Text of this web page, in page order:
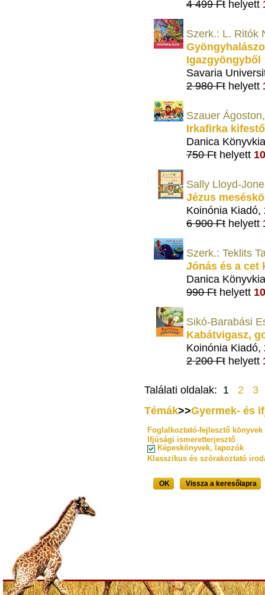
4 499 Ft helyett
Szerk.: L. Ritók
Igazgyöngyből
Savaria
2 980 Ft helyett
Szauer
Irkafirka
Danica
750 Ft helyett
Sally Lloyd-
Jézus
Koinónia Kiadó,
6 900 Ft helyett
Szerk.: Teklits
Jónás és a cet
Danica
990 Ft helyett
Sikó-Barabási
Kabátvigasz,
Koinónia Kiadó,
2 200 Ft helyett
Találati oldalak: 1 2
3
Témák>>Gyermek- és
Foglalkoztató-fejlesztő könyvek
Ifjúsági ismeretterjesztő
Képeskönyvek, lapozók
Klasszikus és szórakoztató
OK Vissza a keresőlapra